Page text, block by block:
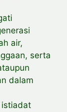
air,
serta
dalam
istiadat